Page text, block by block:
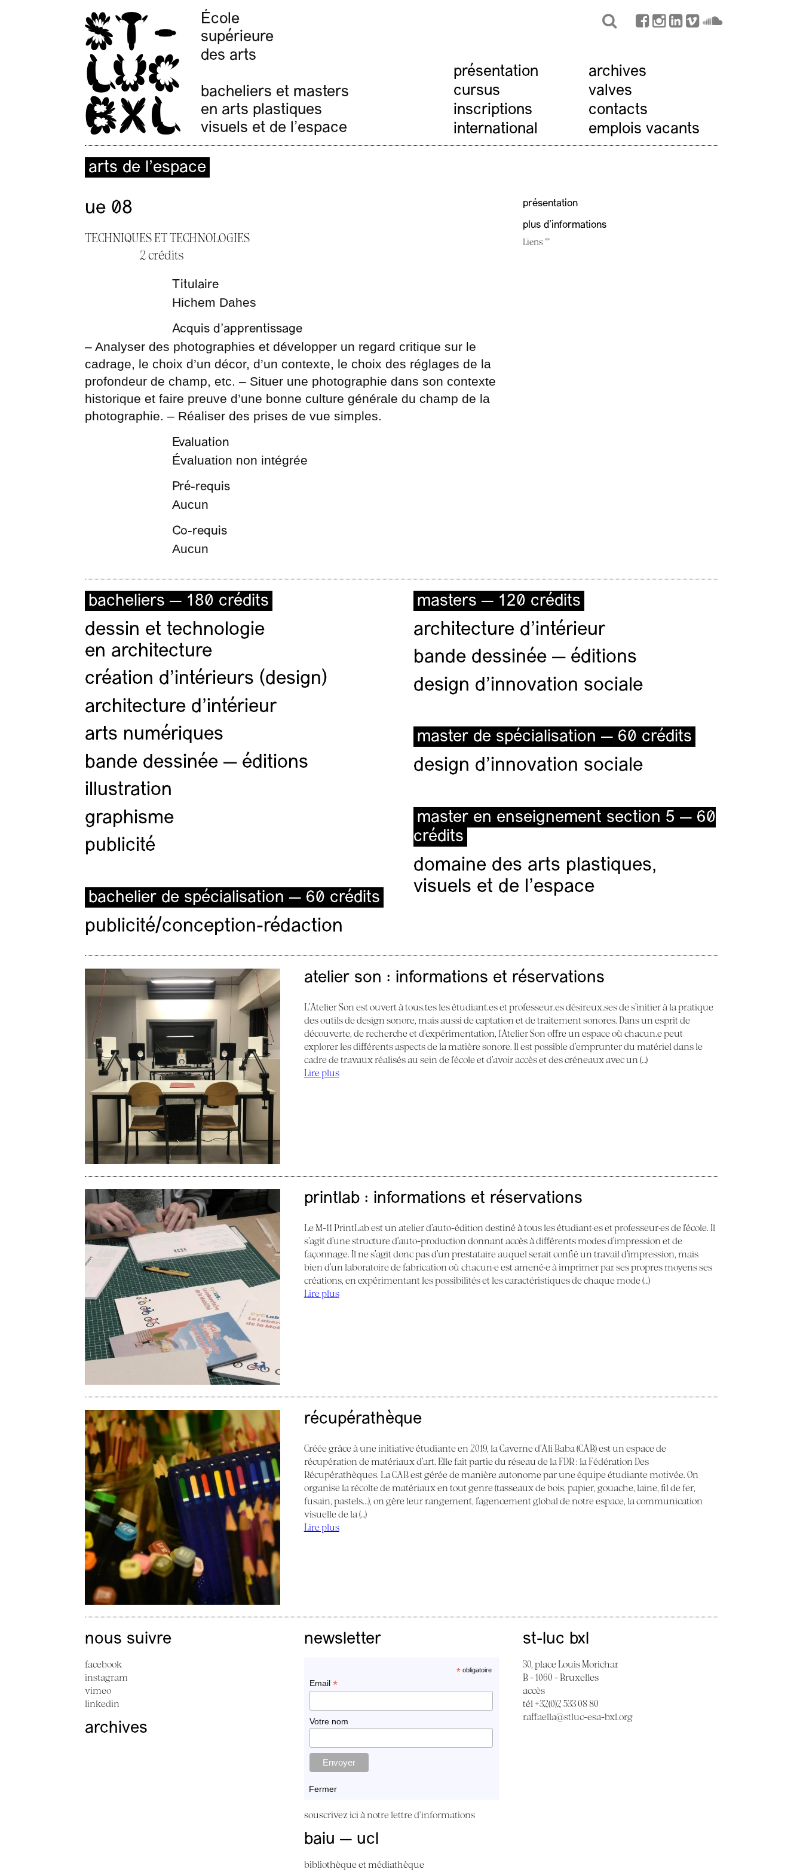
École
supérieure
des arts
bacheliers et masters
en arts plastiques
visuels et de l'espace
présentation
cursus
inscriptions
international
archives
valves
contacts
emplois vacants
arts de l’espace
ue 08
TECHNIQUES ET TECHNOLOGIES
2 crédits
Titulaire
Hichem Dahes
Acquis d’apprentissage
– Analyser des photographies et développer un regard critique sur le
cadrage, le choix d’un décor, d’un contexte, le choix des réglages de la
profondeur de champ, etc. – Situer une photographie dans son contexte
historique et faire preuve d’une bonne culture générale du champ de la
photographie. – Réaliser des prises de vue simples.
Evaluation
Évaluation non intégrée
Pré-requis
Aucun
Co-requis
Aucun
présentation
plus d'informations
Liens ""
bacheliers — 180 crédits
dessin et technologie
en architecture
création d'intérieurs (design)
architecture d’intérieur
arts numériques
bande dessinée — éditions
illustration
graphisme
publicité
bachelier de spécialisation — 60 crédits
publicité/conception-rédaction
masters — 120 crédits
architecture d’intérieur
bande dessinée — éditions
design d'innovation sociale
master de spécialisation — 60 crédits
design d'innovation sociale
master en enseignement section 5 — 60
crédits
domaine des arts plastiques,
visuels et de l’espace
atelier son : informations et réservations
L’Atelier Son est ouvert à tous.tes les étudiant.es et professeur.es désireux.ses de s’initier à la pratique
des outils de design sonore, mais aussi de captation et de traitement sonores. Dans un esprit de
découverte, de recherche et d’expérimentation, l’Atelier Son offre un espace où chacun.e peut
explorer les différents aspects de la matière sonore. Il est possible d’emprunter du matériel dans le
cadre de travaux réalisés au sein de l’école et d’avoir accès et des créneaux avec un (…)
Lire plus
printlab : informations et réservations
Le M-11 PrintLab est un atelier d’auto-édition destiné à tous les étudiant·es et professeur·es de l’école. Il
s’agit d’une structure d’auto-production donnant accès à différents modes d’impression et de
façonnage. Il ne s’agit donc pas d’un prestataire auquel serait confié un travail d’impression, mais
bien d’un laboratoire de fabrication où chacun·e est amené·e à imprimer par ses propres moyens ses
créations, en expérimentant les possibilités et les caractéristiques de chaque mode (…)
Lire plus
récupérathèque
Créée grâce à une initiative étudiante en 2019, la Caverne d’Ali Baba (CAB) est un espace de
récupération de matériaux d’art. Elle fait partie du réseau de la FDR : la Fédération Des
Récupérathèques. La CAB est gérée de manière autonome par une équipe étudiante motivée. On
organise la récolte de matériaux en tout genre (tasseaux de bois, papier, gouache, laine, fil de fer,
fusain, pastels...), on gère leur rangement, l’agencement global de notre espace, la communication
visuelle de la (…)
Lire plus
nous suivre
facebook
instagram
vimeo
linkedin
archives
newsletter
*obligatoire
Email*
Votre nom
Fermer
souscrivez ici à notre lettre d'informations
baiu — ucl
bibliothèque et médiathèque
st-luc bxl
30, place Louis Morichar
B - 1060 - Bruxelles
accès
tél +32(0)2 533 08 80
raffaella@stluc-esa-bxl.org